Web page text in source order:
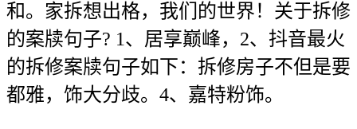
和。家拆想出格，我们的世界！关于拆修
的案牍句子? 1、居享巅峰，2、抖音最火
的拆修案牍句子如下：拆修房子不但是要
都雅，饰大分歧。4、嘉特粉饰。